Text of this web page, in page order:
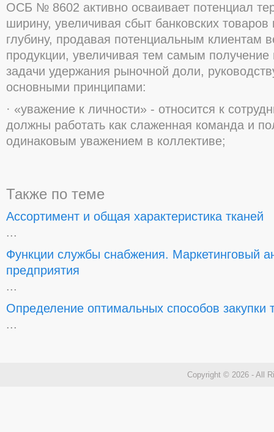
ОСБ № 8602 активно осваивает потенциал
ширину, увеличивая сбыт банковских товаров
глубину, продавая потенциальным клиентам
продукции, увеличивая тем самым
задачи удержания рыночной доли,
основными принципами:
· «уважение к личности» - относится к
должны работать как слаженная команда и
одинаковым уважением в коллективе;
Также по теме
Ассортимент и общая характеристика тканей
...
Функции службы снабжения. Маркетинговый
предприятия
...
Определение оптимальных способов закупки
...
Copyright © 2026 - All